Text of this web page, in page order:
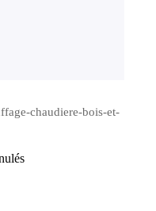
chaudiere-bois-et-